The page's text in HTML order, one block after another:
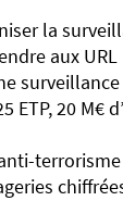
la
aux URL
surveillance
ETP, 20 M€